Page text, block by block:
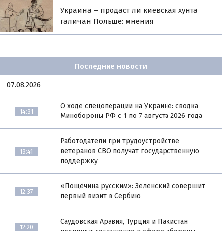
Украина – продаст ли киевская хунта
галичан Польше: мнения
Последние новости
07.08.2026
14:31
О ходе спецоперации на Украине: сводка
Минобороны РФ с 1 по 7 августа 2026 года
13:41
Работодатели при трудоустройстве
ветеранов СВО получат государственную
поддержку
12:37
«Пощёчина русским»: Зеленский совершит
первый визит в Сербию
12:20
Саудовская Аравия, Турция и Пакистан